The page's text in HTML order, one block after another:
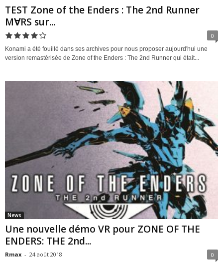
TEST Zone of the Enders : The 2nd Runner
M∀RS sur...
0
Konami a été fouillé dans ses archives pour nous proposer aujourd'hui une
version remastérisée de Zone of the Enders : The 2nd Runner qui était...
News
Une nouvelle démo VR pour ZONE OF THE
ENDERS: THE 2nd...
Rmax - 24 août 2018 0